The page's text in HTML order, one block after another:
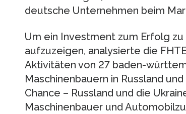
deutsche Unternehmen beim
Um ein Investment zum Erfolg
aufzuzeigen, analysierte die
Aktivitäten von 27 baden-
Maschinenbauern in Russland
Chance – Russland und die
Maschinenbauer und